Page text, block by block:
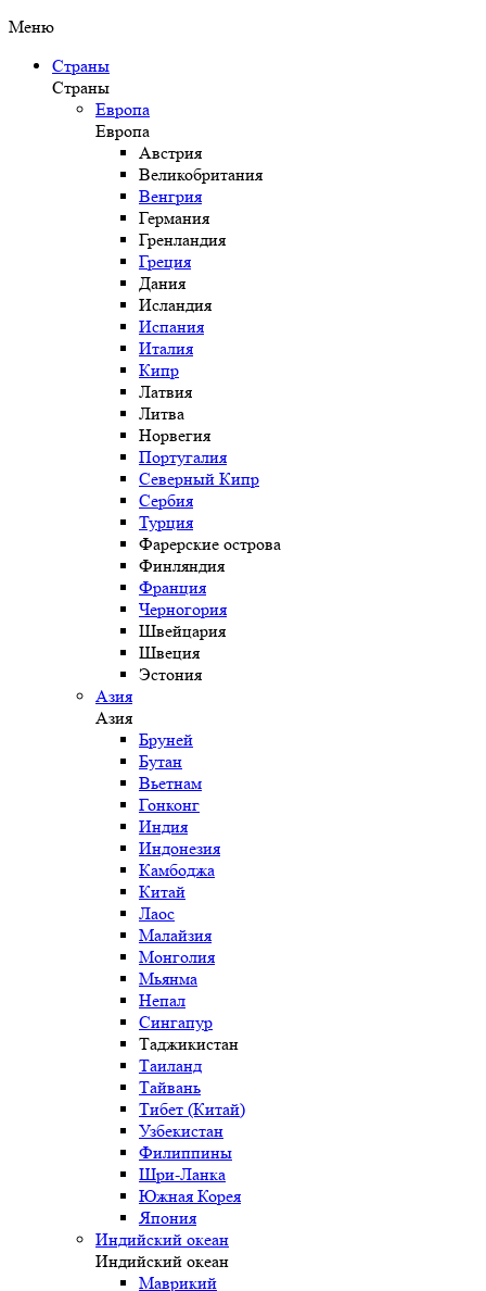
Меню
Страны
Страны
Европа
Европа
Австрия
Великобритания
Венгрия
Германия
Гренландия
Греция
Дания
Исландия
Испания
Италия
Кипр
Латвия
Литва
Норвегия
Португалия
Северный Кипр
Сербия
Турция
Фарерские острова
Финляндия
Франция
Черногория
Швейцария
Швеция
Эстония
Азия
Азия
Бруней
Бутан
Вьетнам
Гонконг
Индия
Индонезия
Камбоджа
Китай
Лаос
Малайзия
Монголия
Мьянма
Непал
Сингапур
Таджикистан
Таиланд
Тайвань
Тибет (Китай)
Узбекистан
Филиппины
Шри-Ланка
Южная Корея
Япония
Индийский океан
Индийский океан
Маврикий